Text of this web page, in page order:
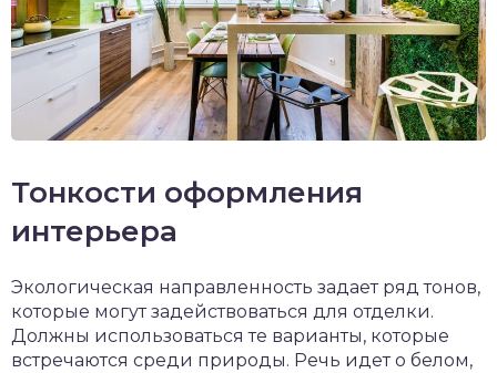
Тонкости оформления
интерьера
Экологическая направленность задает ряд тонов,
которые могут задействоваться для отделки.
Должны использоваться те варианты, которые
встречаются среди природы. Речь идет о белом,